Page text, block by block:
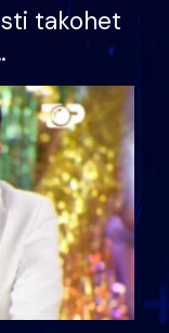
takohet
letër